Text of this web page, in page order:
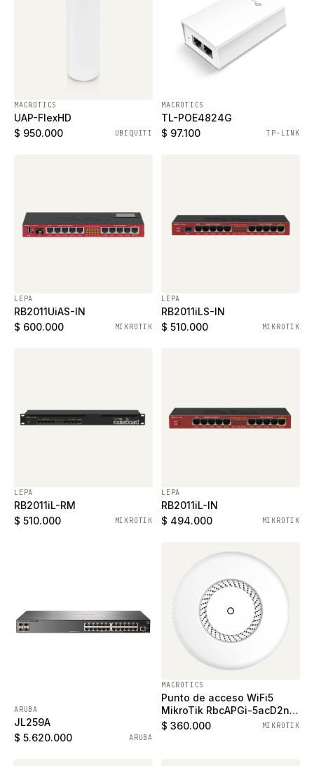
MACROTICS
UAP-FlexHD
$ 950.000
UBIQUITI
MACROTICS
TL-POE4824G
$ 97.100
TP-LINK
LEPA
RB2011UiAS-IN
$ 600.000
MIKROTIK
LEPA
RB2011iLS-IN
$ 510.000
MIKROTIK
LEPA
RB2011iL-RM
$ 510.000
MIKROTIK
LEPA
RB2011iL-IN
$ 494.000
MIKROTIK
ARUBA
JL259A
$ 5.620.000
ARUBA
MACROTICS
Punto de acceso WiFi5
MikroTik RbcAPGi-5acD2nD
dual band con 2 Puertos
$ 360.000 MIKROTIK